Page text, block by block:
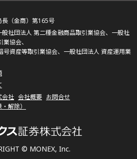
© MONEX, Inc.
（金商）第165号
社団法人 第二種金融商品取引業協会、一般社
協会、
号資産等取引業協会、一般社団法人 資産運用業
会社 会社概要 お問合せ
解除）